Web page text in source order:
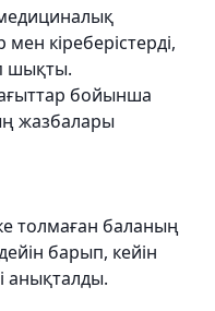
кіреберістерді,
шықты.
бойынша
жазбалары
толмаған баланың
барып, кейін
анықталды.